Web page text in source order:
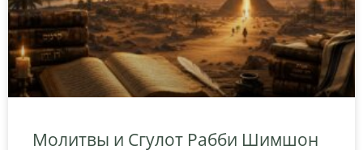
Молитвы и Сгулот Рабби Шимшон